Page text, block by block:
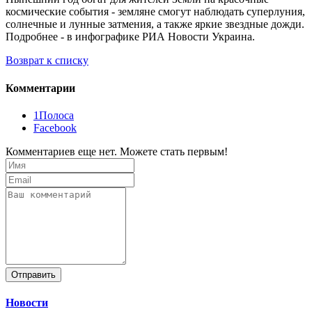
космические события - земляне смогут наблюдать суперлуния,
солнечные и лунные затмения, а также яркие звездные дожди.
Подробнее - в инфографике РИА Новости Украина.
Возврат к списку
Комментарии
1Полоса
Facebook
Комментариев еще нет. Можете стать первым!
Отправить
Новости